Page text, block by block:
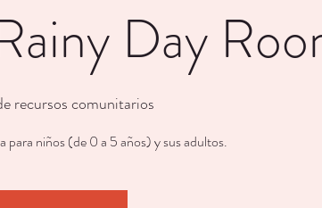
Day
recursos comunitarios
para niños (de 0 a 5 años) y sus adultos.